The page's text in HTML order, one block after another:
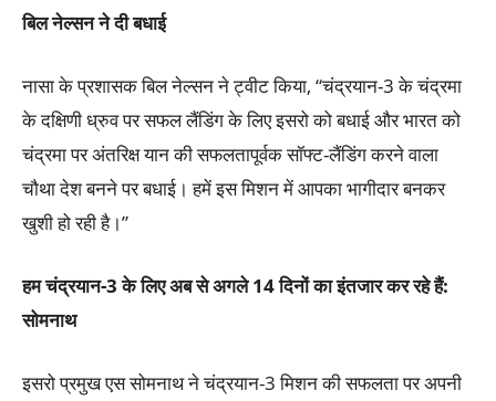
बिल नेल्सन ने दी बधाई
नासा के प्रशासक बिल नेल्सन ने ट्वीट किया, “चंद्रयान-3 के चंद्रमा
के दक्षिणी ध्रुव पर सफल लैंडिंग के लिए इसरो को बधाई और भारत को
चंद्रमा पर अंतरिक्ष यान की सफलतापूर्वक सॉफ्ट-लैंडिंग करने वाला
चौथा देश बनने पर बधाई। हमें इस मिशन में आपका भागीदार बनकर
खुशी हो रही है।”
हम चंद्रयान-3के लिए अब से अगले 14दिनों का इंतजार कर रहे हैं:
सोमनाथ
इसरो प्रमुख एस सोमनाथ ने चंद्रयान-3 मिशन की सफलता पर अपनी